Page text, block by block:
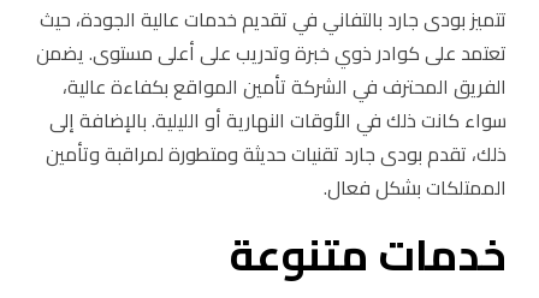
تتميز بودى جارد بالتفاني في تقديم خدمات عالية الجودة، حيث
تعتمد على كوادر ذوي خبرة وتدريب على أعلى مستوى. يضمن
الفريق المحترف في الشركة تأمين المواقع بكفاءة عالية،
سواء كانت ذلك في الأوقات النهارية أو الليلية. بالإضافة إلى
ذلك، تقدم بودى جارد تقنيات حديثة ومتطورة لمراقبة وتأمين
الممتلكات بشكل فعال.
خدمات متنوعة